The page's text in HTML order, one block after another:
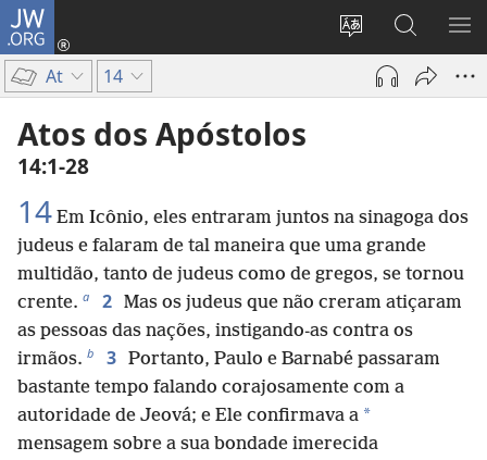
JW.ORG
Mudar
idioma
Log
Buscar
no
JW.ORG
At 14
Atos dos Apóstolos
14:1-28
14 Em Icônio, eles entraram juntos na sinagoga dos
judeus e falaram de tal maneira que uma grande
multidão, tanto de judeus como de gregos, se tornou
crente. a 2 Mas os judeus que não creram atiçaram
as pessoas das nações, instigando-as contra os
irmãos. b 3 Portanto, Paulo e Barnabé passaram
bastante tempo falando corajosamente com a
autoridade de Jeová; e Ele confirmava a *
mensagem sobre a sua bondade imerecida